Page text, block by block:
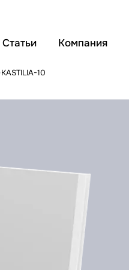
Статьи Компания
KASTILIA-10